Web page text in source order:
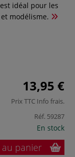
idéal pour les
modélisme.
13,95 €
Prix TTC Info frais.
Réf. 59287
En stock
panier